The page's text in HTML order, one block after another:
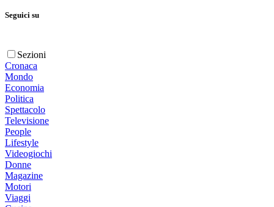
Seguici su
Sezioni
Cronaca
Mondo
Economia
Politica
Spettacolo
Televisione
People
Lifestyle
Videogiochi
Donne
Magazine
Motori
Viaggi